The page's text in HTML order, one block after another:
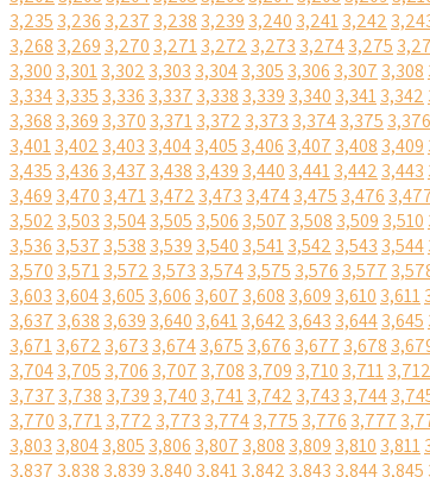
3,235 3,236 3,237 3,238 3,239 3,240 3,2413,242
3,268 3,269 3,270 3,2713,272 3,273 3,2743,275
3,300 3,3013,302 3,303 3,3043,305 3,306 3,307 3,308
3,3343,335 3,336 3,337 3,338 3,339 3,340 3,3413,342
3,368 3,369 3,370 3,3713,372 3,373 3,3743,375 3,376
3,4013,402 3,403 3,4043,405 3,406 3,407 3,408 3,409
3,435 3,436 3,437 3,438 3,439 3,440 3,4413,442 3,443
3,469 3,470 3,4713,472 3,473 3,4743,475 3,476
3,502 3,503 3,5043,505 3,506 3,507 3,508 3,509 3,510
3,536 3,537 3,538 3,539 3,540 3,5413,542 3,543 3,544
3,570 3,5713,572 3,573 3,5743,575 3,576 3,577
3,603 3,6043,605 3,606 3,607 3,608 3,609 3,610 3,611
3,637 3,638 3,639 3,640 3,6413,642 3,643 3,6443,645
3,6713,672 3,673 3,6743,675 3,676 3,677 3,678
3,7043,705 3,706 3,707 3,708 3,709 3,710 3,7113,712
3,737 3,738 3,739 3,740 3,7413,742 3,743 3,744
3,770 3,7713,772 3,773 3,7743,775 3,776 3,777
3,803 3,8043,805 3,806 3,807 3,808 3,809 3,810 3,811
3,837 3,838 3,839 3,840 3,8413,842 3,843 3,8443,845